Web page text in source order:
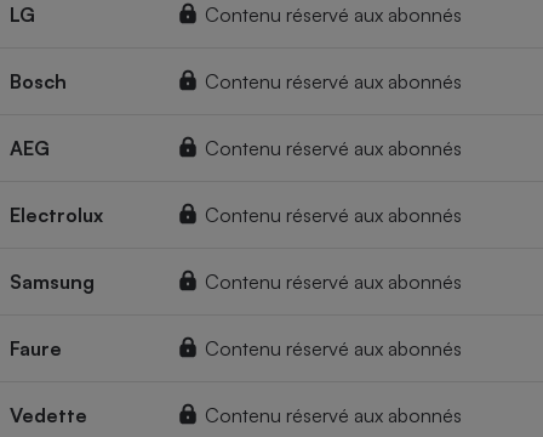
LG Contenu réservé aux abonnés
Bosch Contenu réservé aux abonnés
AEG Contenu réservé aux abonnés
Electrolux Contenu réservé aux abonnés
Samsung Contenu réservé aux abonnés
Faure Contenu réservé aux abonnés
Vedette Contenu réservé aux abonnés